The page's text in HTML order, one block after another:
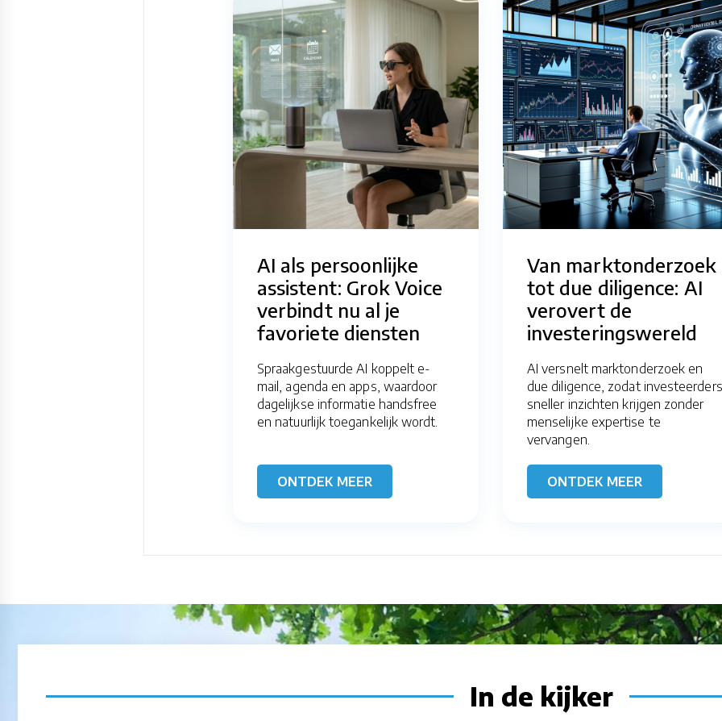
AI als persoonlijke
assistent: Grok Voice
verbindt nu al je
favoriete diensten
Spraakgestuurde AI koppelt e-
mail, agenda en apps, waardoor
dagelijkse informatie handsfree
en natuurlijk toegankelijk wordt.
ONTDEK MEER
Van marktonderzoek
tot due diligence: AI
verovert de
investeringswereld
AI versnelt marktonderzoek en
due diligence, zodat investeerders
sneller inzichten krijgen zonder
menselijke expertise te
vervangen.
ONTDEK MEER
In de kijker